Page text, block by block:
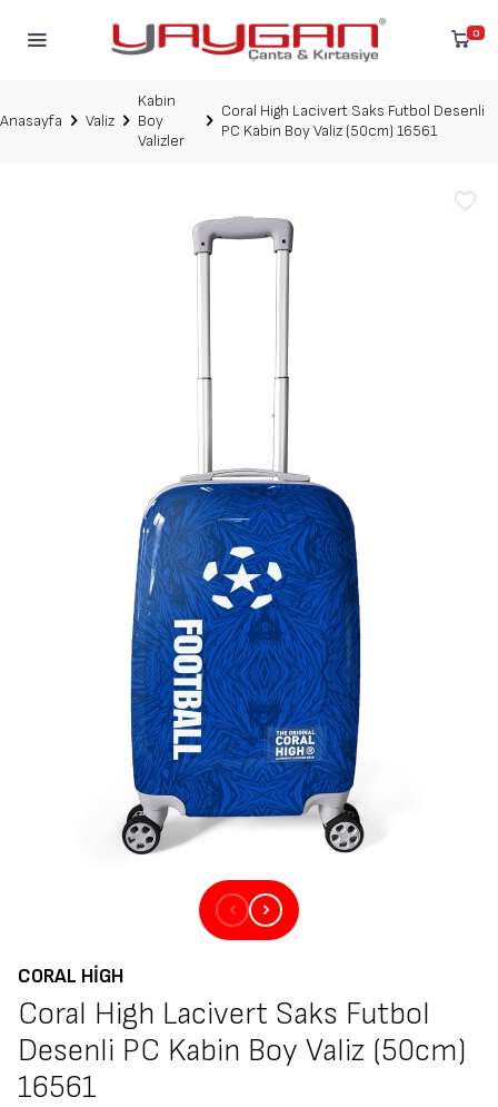
0
Anasayfa Valiz
Kabin
Boy
Valizler
Coral High Lacivert Saks Futbol Desenli
PC Kabin Boy Valiz (50cm) 16561
CORAL HIGH
Coral High Lacivert Saks Futbol
Desenli PC Kabin Boy Valiz (50cm)
16561